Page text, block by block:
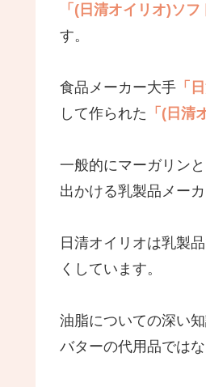
「(日清オイリオ)ソフ
す。
食品メーカー大手 「
して作られた 「(日清
一般的にマーガリン
出かける乳製品メーカ
日清オイリオは乳製
くしています。
油脂についての深い
バターの代用品では